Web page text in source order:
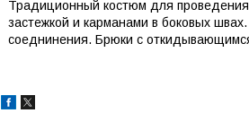
Традиционный костюм для проведения
застежкой и карманами в боковых
соеднинения. Брюки с